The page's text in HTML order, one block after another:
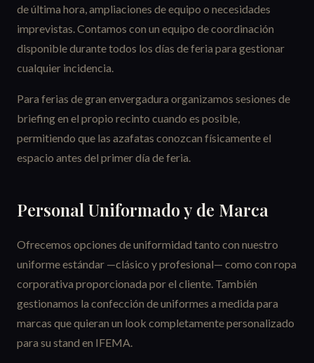
de última hora, ampliaciones de equipo o necesidades
imprevistas. Contamos con un equipo de coordinación
disponible durante todos los días de feria para gestionar
cualquier incidencia.
Para ferias de gran envergadura organizamos sesiones de
briefing en el propio recinto cuando es posible,
permitiendo que las azafatas conozcan físicamente el
espacio antes del primer día de feria.
Personal Uniformado y de Marca
Ofrecemos opciones de uniformidad tanto con nuestro
uniforme estándar —clásico y profesional— como con ropa
corporativa proporcionada por el cliente. También
gestionamos la confección de uniformes a medida para
marcas que quieran un look completamente personalizado
para su stand en IFEMA.